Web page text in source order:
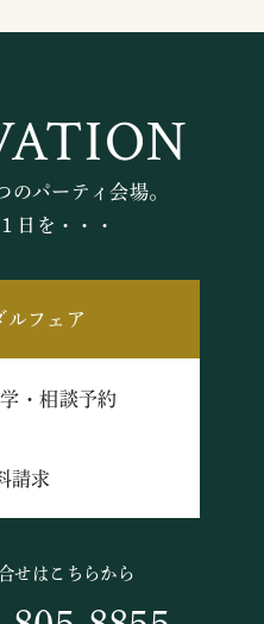
パーティ会場。
日を・・・
ルフェア
・相談予約
請求
せはこちらから